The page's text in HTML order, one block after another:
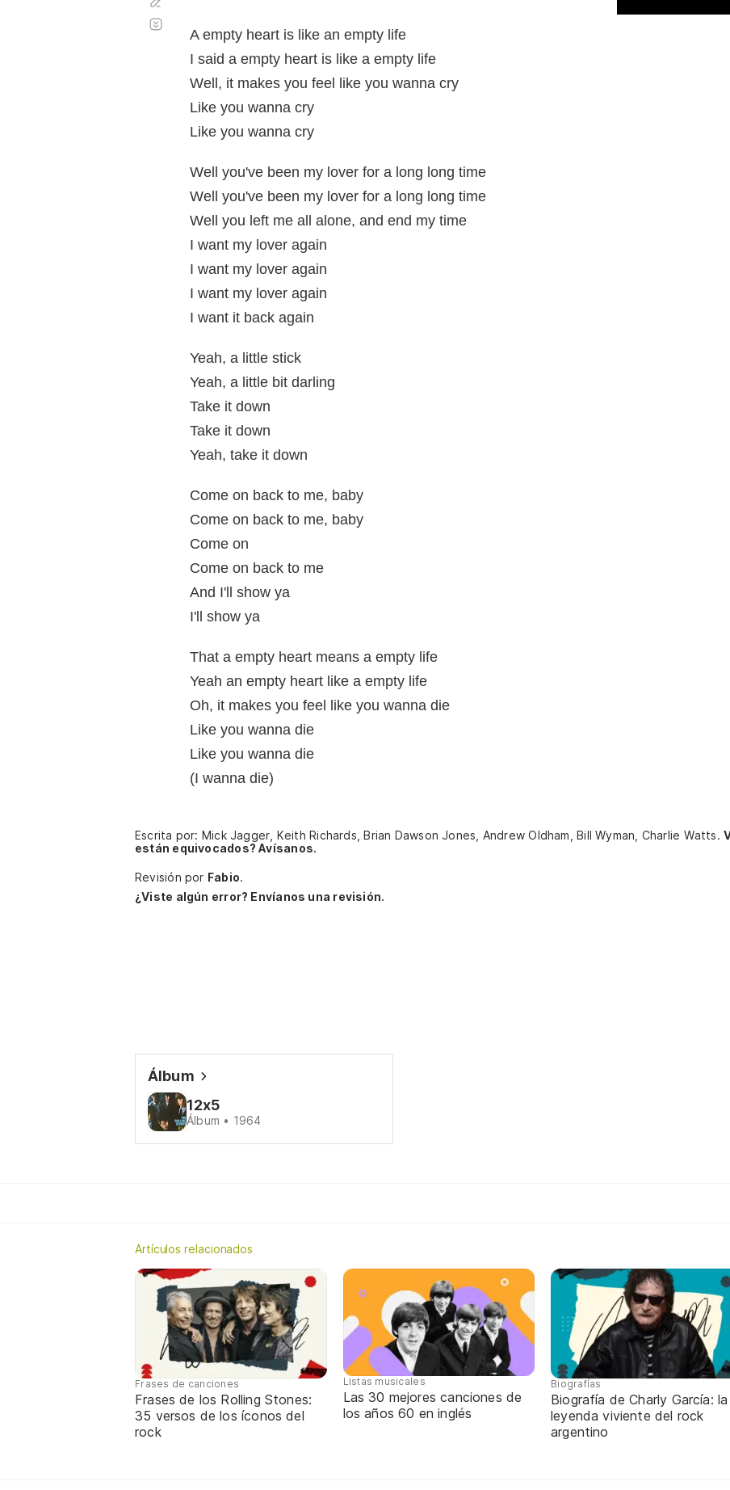
A empty heart is like an empty life
I said a empty heart is like a empty life
Well, it makes you feel like you wanna cry
Like you wanna cry
Like you wanna cry
Well you've been my lover for a long long time
Well you've been my lover for a long long time
Well you left me all alone, and end my time
I want my lover again
I want my lover again
I want my lover again
I want it back again
Yeah, a little stick
Yeah, a little bit darling
Take it down
Take it down
Yeah, take it down
Come on back to me, baby
Come on back to me, baby
Come on
Come on back to me
And I'll show ya
I'll show ya
That a empty heart means a empty life
Yeah an empty heart like a empty life
Oh, it makes you feel like you wanna die
Like you wanna die
Like you wanna die
(I wanna die)
automático
Escrita por: Mick Jagger, Keith Richards, Brian Dawson Jones, Andrew Oldham, Bill Wyman, Charlie Watts.
están equivocados? Avísanos.
Revisión por Fabio.
¿Viste algún error? Envíanos una revisión.
Álbum
12x5
Álbum • 1964
Artículos relacionados
Frases de canciones
Frases de los Rolling Stones:
35 versos de los íconos del
rock
Listas musicales
Las 30 mejores canciones de
los años 60 en inglés
Biografías
Biografía de Charly García: la
leyenda viviente del rock
argentino